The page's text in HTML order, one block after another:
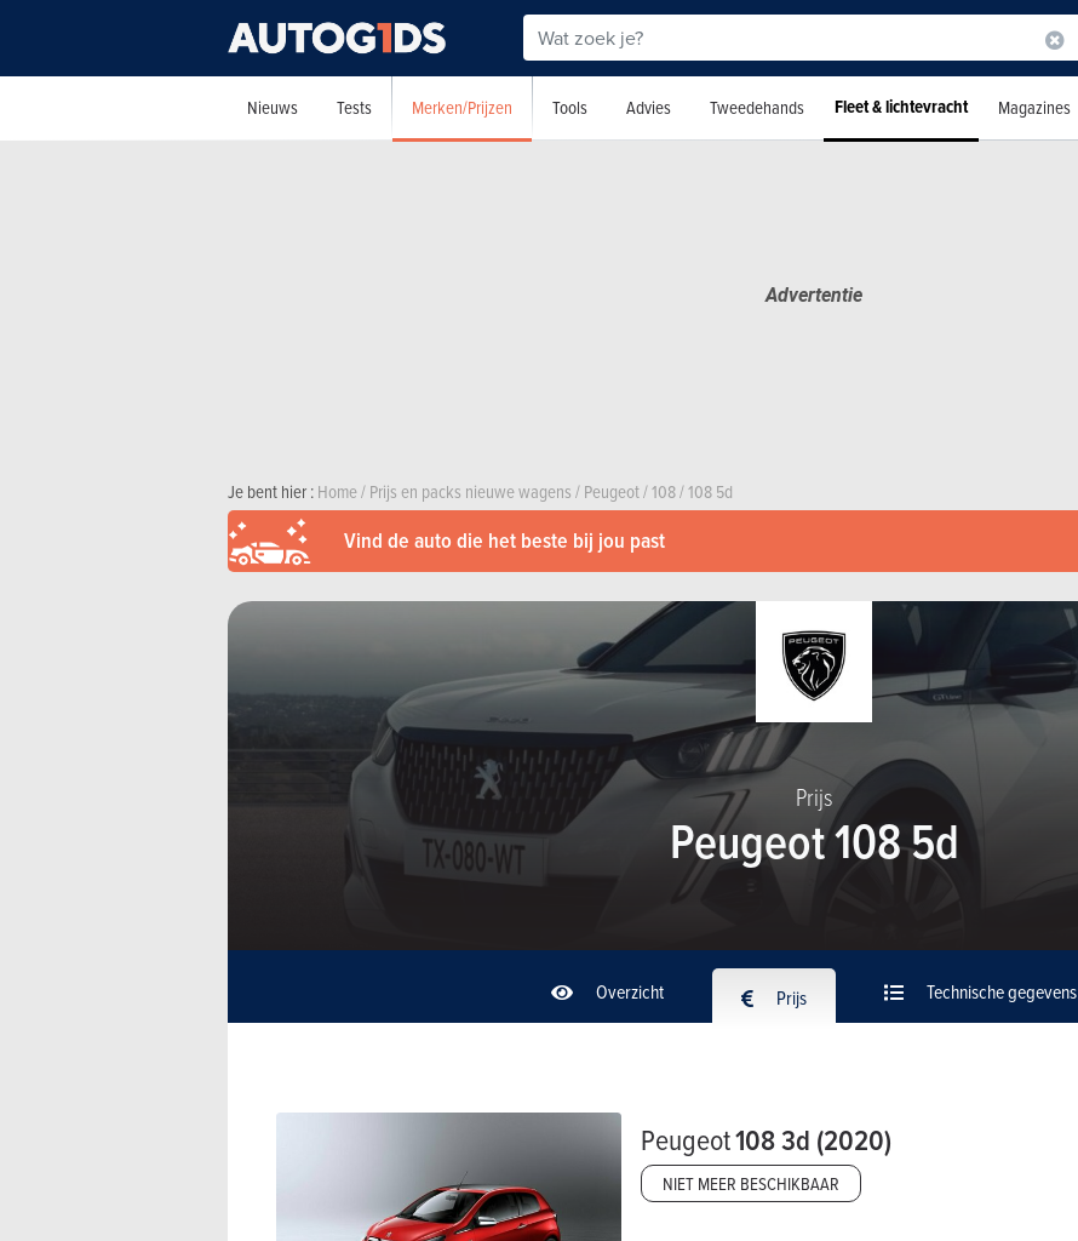
Nieuws Tests Merken/Prijzen Tools Advies Tweedehands Fleet & lichtevracht Magazines
Je bent hier :Home/Prijs en packs nieuwe wagens/Peugeot/108/108 5d
Vind de auto die het beste bij jou past
Prijs
Peugeot 108 5d
Overzicht Prijs Technische gegevens
Peugeot108 3d (2020)
NIET MEER BESCHIKBAAR